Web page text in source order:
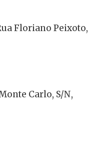
Floriano Peixoto,
Carlo, S/N,